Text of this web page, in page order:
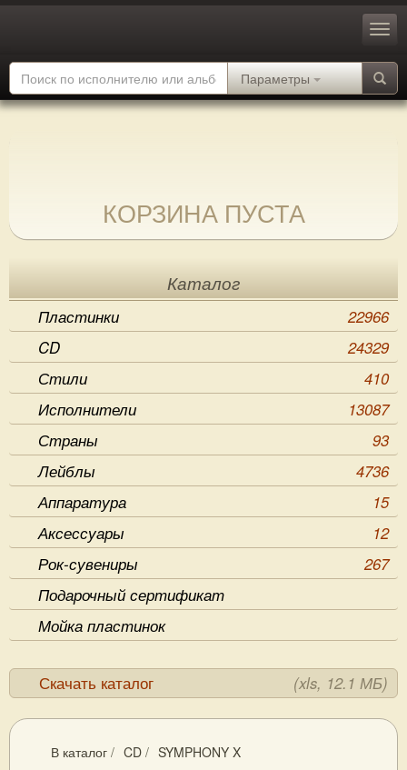
Параметры
КОРЗИНА ПУСТА
Каталог
Пластинки
22966
CD
24329
Стили
410
Исполнители
13087
Страны
93
Лейблы
4736
Аппаратура
15
Аксессуары
12
Рок-сувениры
267
Подарочный сертификат
Мойка пластинок
Скачать каталог (xls, 12.1 МБ)
В каталог / CD / SYMPHONY X